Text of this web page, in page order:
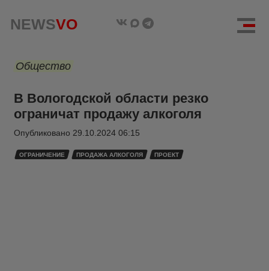
NEWSVO
Общество
В Вологодской области резко
ограничат продажу алкоголя
Опубликовано 29.10.2024 06:15
ОГРАНИЧЕНИЕ ПРОДАЖА АЛКОГОЛЯ ПРОЕКТ